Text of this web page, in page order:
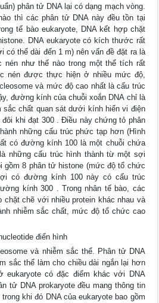
phân tử DNA lại có dạng mạch vòng.
thì các phân tử DNA này đều tồn tại
tế bào eukaryote, DNA kết hợp chặt
DNA eukaryote có kích thước rất
có thể dài đến 1 m) nên vấn đề đặt ra là
nén như thế nào trong một thể tích rất
nén được thực hiện ở nhiều mức độ,
và mức độ cao nhất là cấu trúc
đường kính của chuỗi xoắn DNA chỉ là
sắc chất quan sát dưới kính hiển vi điện
khi đạt 300 . Điều này chứng tỏ phân
những cấu trúc phức tạp hơn (Hình
có đường kính 100 là một chuỗi chứa
những cấu trúc hình thành từ một sợi
gồm 8 phân tử histone (mức độ tổ chức
có đường kính 100 này có cấu trúc
kính 300 . Trong nhân tế bào, các
chẽ với nhiều protein khác nhau và
nhiễm sắc chất, mức độ tổ chức cao
điển hình
và nhiễm sắc thể. Phân tử DNA
sắc thể làm cho chiều dài ngắn lại hơn
eukaryote có đặc điểm khác với DNA
tử DNA prokaryote đều mang thông tin
khi đó DNA của eukaryote bao gồm